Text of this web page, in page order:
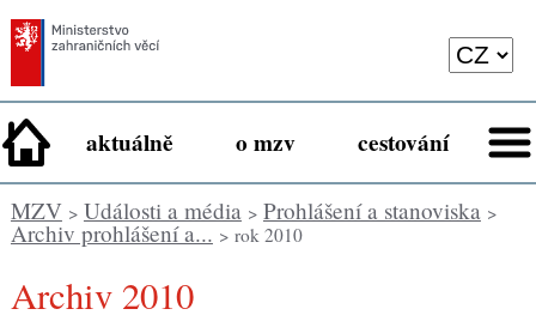
aktuálně o mzv cestování
MZV> Události a média> Prohlášení a stanoviska>
Archiv prohlášení a... > rok 2010
Archiv 2010